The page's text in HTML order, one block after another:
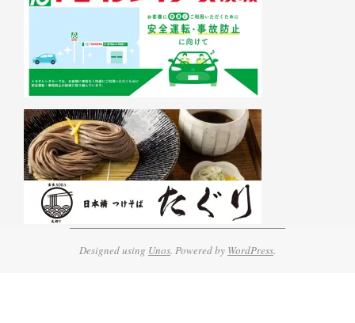
Designed using Unos. Powered by WordPress.